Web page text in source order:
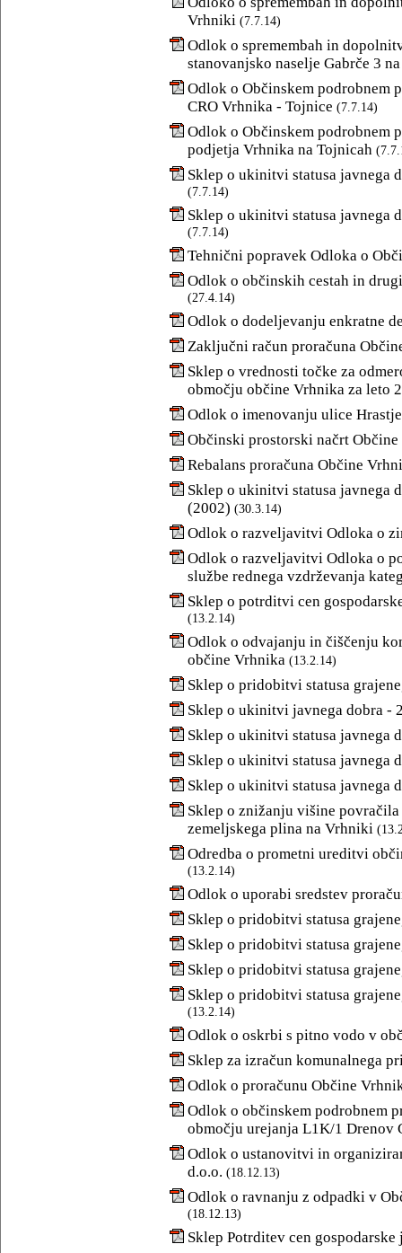
Vrhniki (7.7.14)
Odlok o spremembah in
stanovanjsko naselje Gabrče 3
Odlok o Občinskem podrobnem
CRO Vrhnika - Tojnice (7.7.14)
Odlok o Občinskem podrobnem
podjetja Vrhnika na Tojnicah
Sklep o ukinitvi statusa javnega
(7.7.14)
Sklep o ukinitvi statusa javnega
(7.7.14)
Tehnični popravek Odloka o
Odlok o občinskih cestah in
(27.4.14)
Odlok o dodeljevanju enkratne
Zaključni račun proračuna
Sklep o vrednosti točke za
območju občine Vrhnika za leto
Odlok o imenovanju ulice Hrastje
Občinski prostorski načrt
Rebalans proračuna Občine
Sklep o ukinitvi statusa javnega
(2002) (30.3.14)
Odlok o razveljavitvi Odloka o
Odlok o razveljavitvi Odloka o
službe rednega vzdrževanja
Sklep o potrditvi cen
(13.2.14)
Odlok o odvajanju in čiščenju
občine Vrhnika (13.2.14)
Sklep o pridobitvi statusa
Sklep o ukinitvi javnega dobra -
Sklep o ukinitvi statusa javnega
Sklep o ukinitvi statusa javnega
Sklep o ukinitvi statusa javnega
Sklep o znižanju višine
zemeljskega plina na Vrhniki
Odredba o prometni ureditvi
(13.2.14)
Odlok o uporabi sredstev
Sklep o pridobitvi statusa
Sklep o pridobitvi statusa
Sklep o pridobitvi statusa
Sklep o pridobitvi statusa
(13.2.14)
Odlok o oskrbi s pitno vodo v
Sklep za izračun komunalnega
Odlok o proračunu Občine
Odlok o občinskem podrobnem
območju urejanja L1K/1 Drenov
Odlok o ustanovitvi in
d.o.o. (18.12.13)
Odlok o ravnanju z odpadki v
(18.12.13)
Sklep Potrditev cen